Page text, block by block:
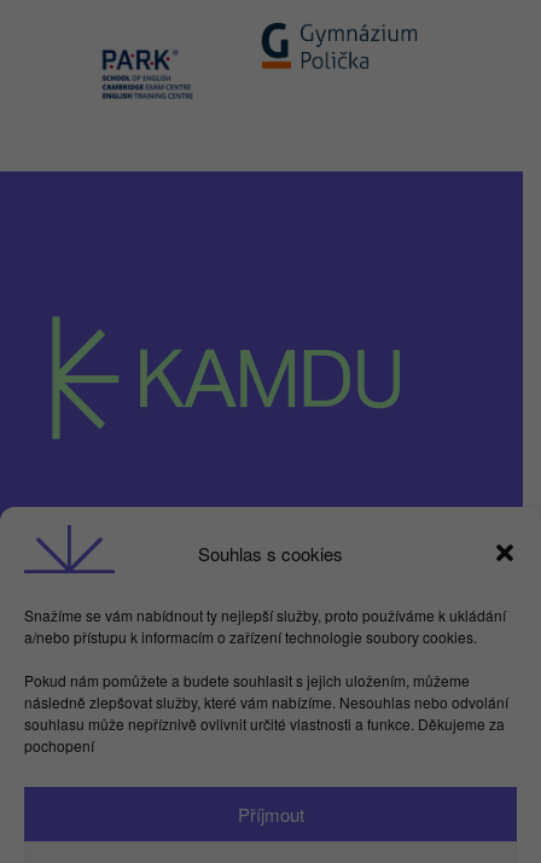
Souhlas s cookies
Snažíme se vám nabídnout ty nejlepší služby, proto používáme k ukládání
a/nebo přístupu k informacím o zařízení technologie soubory cookies.
Pokud nám pomůžete a budete souhlasit s jejich uložením, můžeme
následně zlepšovat služby, které vám nabízíme. Nesouhlas nebo odvolání
souhlasu může nepříznivě ovlivnit určité vlastnosti a funkce. Děkujeme za
pochopení
Příjmout
Obchodní podmínky
GDPR
Butterflies For Future, z.ú. Londýnská 254/7,
Vinohrady
Praha 2 120 00
IČ 17615755
Facebook
LinkedIn
Instagram
YouTube
Spotify
TikTok